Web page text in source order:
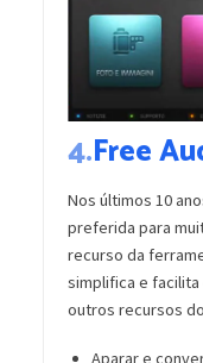
4.Free
Nos últimos 10
preferida para
recurso da
simplifica e
outros recursos
Aparar e